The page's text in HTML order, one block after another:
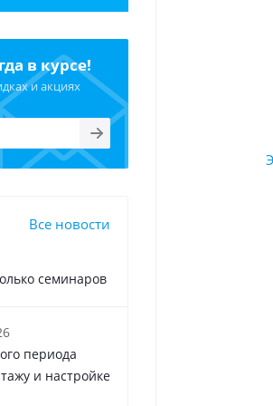
в курсе!
и акциях
Все новости
семинаров
периода
и настройке